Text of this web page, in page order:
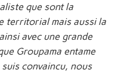
que sont la
territorial mais aussi la
avec une grande
Groupama entame
convaincu, nous